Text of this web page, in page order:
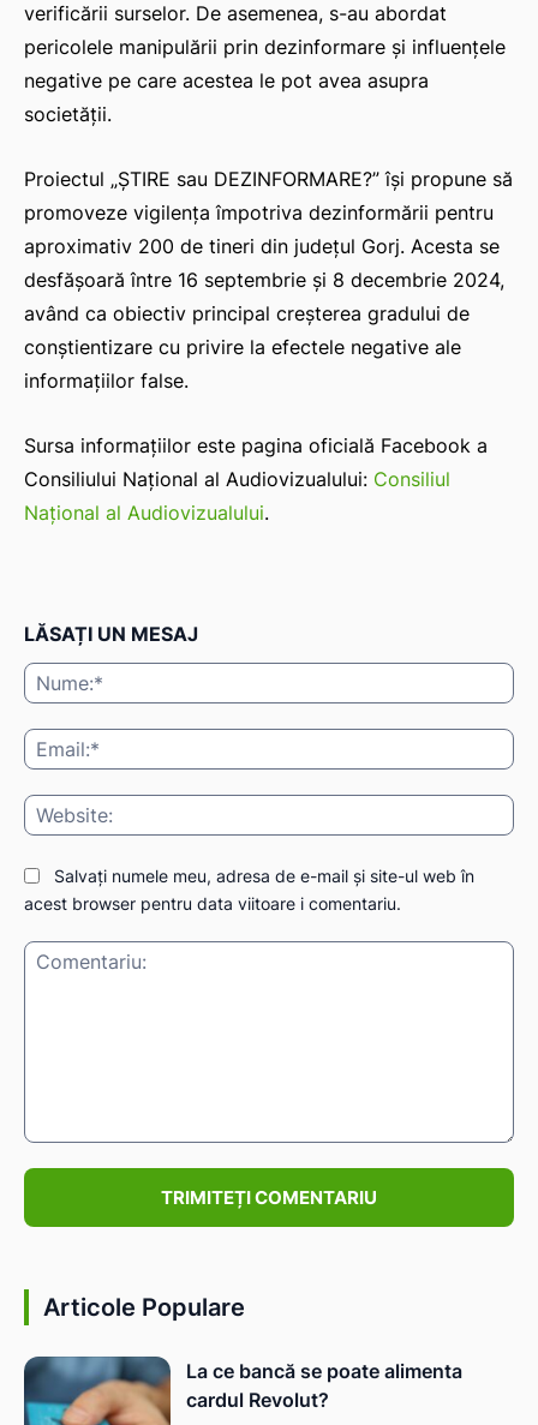
verificării surselor. De asemenea, s-au abordat
pericolele manipulării prin dezinformare și influențele
negative pe care acestea le pot avea asupra
societății.
Proiectul „ȘTIRE sau DEZINFORMARE?” își propune să
promoveze vigilența împotriva dezinformării pentru
aproximativ 200 de tineri din județul Gorj. Acesta se
desfășoară între 16 septembrie și 8 decembrie 2024,
având ca obiectiv principal creșterea gradului de
conștientizare cu privire la efectele negative ale
informațiilor false.
Sursa informațiilor este pagina oficială Facebook a
Consiliului Național al Audiovizualului: Consiliul
Național al Audiovizualului.
LĂSAȚI UN MESAJ
Salvați numele meu, adresa de e-mail și site-ul web în
acest browser pentru data viitoare i comentariu.
Articole Populare
La ce bancă se poate alimenta
cardul Revolut?